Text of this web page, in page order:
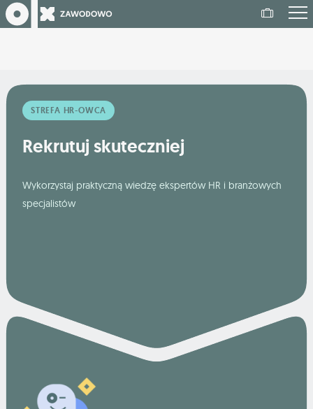
STREFA HR-OWCA
Rekrutuj skuteczniej
Wykorzystaj praktyczną wiedzę ekspertów HR i branżowych
specjalistów